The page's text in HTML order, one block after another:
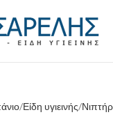
Είδη υγιεινής